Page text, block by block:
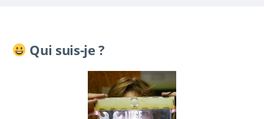
Qui suis-je ?